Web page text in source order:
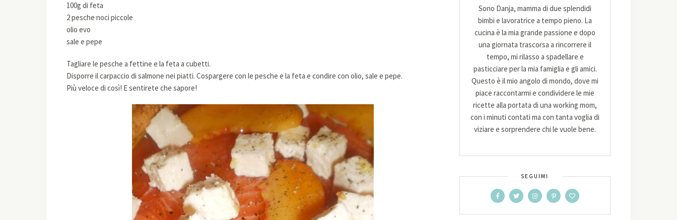
100g di feta
2 pesche noci piccole
olio evo
sale e pepe
Tagliare le pesche a fettine e la feta a cubetti.
Disporre il carpaccio di salmone nei piatti. Cospargere con le pesche e la feta e condire con olio, sale e pepe.
Più veloce di così! E sentirete che sapore!
Sono Danja, mamma di due splendidi
bimbi e lavoratrice a tempo pieno. La
cucina è la mia grande passione e dopo
una giornata trascorsa a rincorrere il
tempo, mi rilasso a spadellare e
pasticciare per la mia famiglia e gli amici.
Questo è il mio angolo di mondo, dove mi
piace raccontarmi e condividere le mie
ricette alla portata di una working mom,
con i minuti contati ma con tanta voglia di
viziare e sorprendere chi le vuole bene.
SEGUIMI